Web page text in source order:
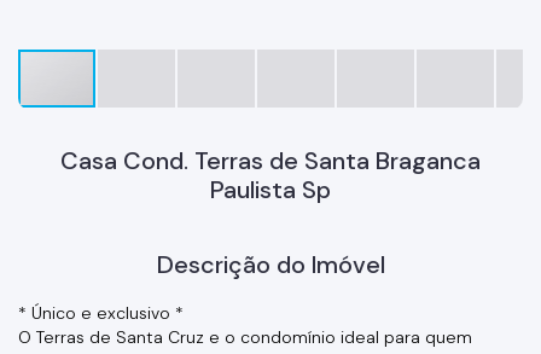
Casa Cond. Terras de Santa Braganca
Paulista Sp
Descrição do Imóvel
* Único e exclusivo *
O Terras de Santa Cruz e o condomínio ideal para quem